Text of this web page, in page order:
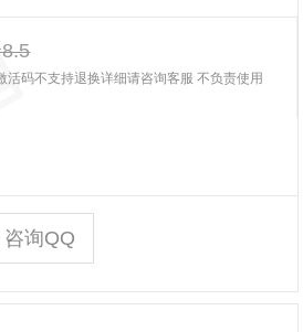
码不支持退换详细请咨询客服 不负责使用
咨询QQ